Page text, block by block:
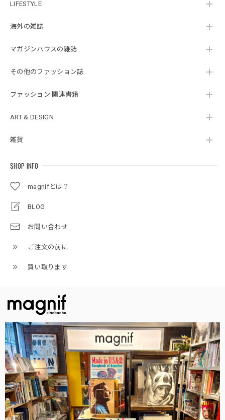
LIFESTYLE
海外の雑誌
マガジンハウスの雑誌
その他のファッション誌
ファッション 関連書籍
ART & DESIGN
雑貨
SHOP INFO
magnifとは？
BLOG
お問い合わせ
ご注文の前に
買い取ります